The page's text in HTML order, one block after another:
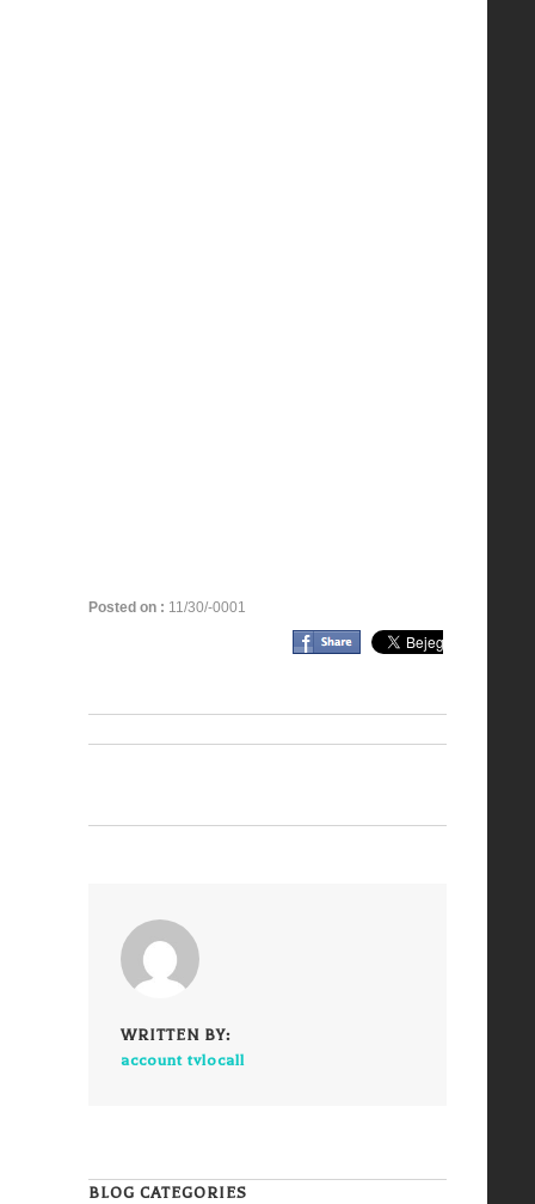
Posted on : 11/30/-0001
WRITTEN BY:
account tvlocall
BLOG CATEGORIES